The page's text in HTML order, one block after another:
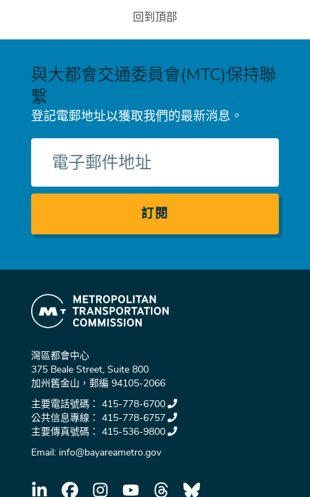
回到頂部
與大都會交通委員會(MTC)保持聯
繫
登記電郵地址以獲取我們的最新消息。
郵
件
灣區都會中心
375 Beale Street, Suite 800
加州舊金山，郵編 94105-2066
主要電話號碼： 415-778-6700
公共信息專線： 415-778-6757
主要傳真號碼： 415-536-9800
Email: info@bayareametro.gov